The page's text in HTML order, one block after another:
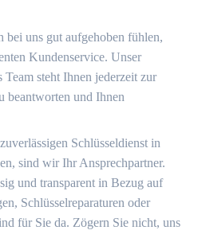
bei uns gut aufgehoben fühlen,
Kundenservice. Unser
steht Ihnen jederzeit zur
beantworten und Ihnen
Schlüsseldienst in
sind wir Ihr Ansprechpartner.
und transparent in Bezug auf
Schlüsselreparaturen oder
für Sie da. Zögern Sie nicht, uns